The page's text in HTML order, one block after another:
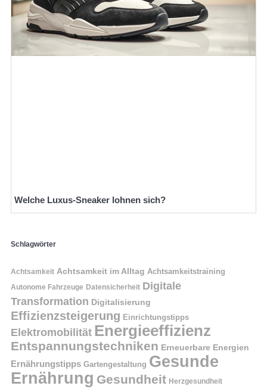
Welche Luxus-Sneaker lohnen sich?
Schlagwörter
Achtsamkeit Achtsamkeit im Alltag Achtsamkeitstraining
Autonome Fahrzeuge Datensicherheit Digitale
Transformation Digitalisierung
Effizienzsteigerung Einrichtungstipps
Elektromobilität Energieeffizienz
Entspannungstechniken Erneuerbare Energien
Ernährungstipps Gartengestaltung Gesunde
Ernährung Gesundheit Herzgesundheit